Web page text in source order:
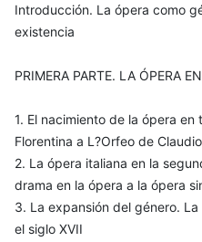
Introducción. La ópera como
existencia
PRIMERA PARTE. LA ÓPERA
1. El nacimiento de la ópera
Florentina a L?Orfeo de
2. La ópera italiana en la
drama en la ópera a la ópera
3. La expansión del género.
el siglo XVII